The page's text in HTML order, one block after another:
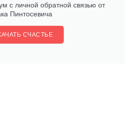
с личной обратной связью от
Пинтосевича
СЧАСТЬЕ